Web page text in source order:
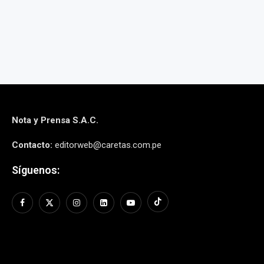
Nota y Prensa S.A.C.
Contacto: editorweb@caretas.com.pe
Síguenos: